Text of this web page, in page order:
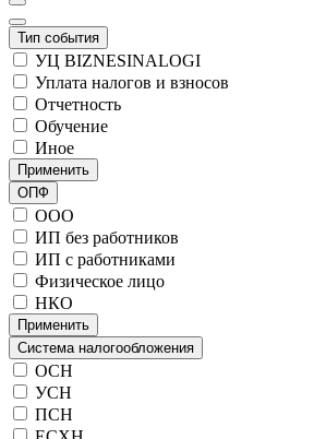
Тип события
УЦ BIZNESINALOGI
Уплата налогов и взносов
Отчетность
Обучение
Иное
Применить
ОПФ
ООО
ИП без работников
ИП с работниками
Физическое лицо
НКО
Применить
Система налогообложения
ОСН
УСН
ПСН